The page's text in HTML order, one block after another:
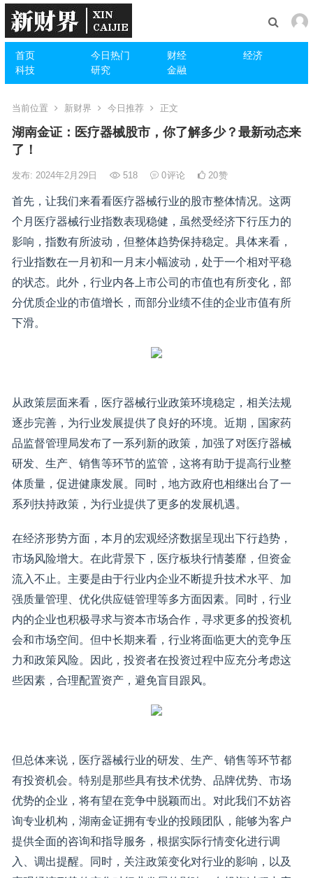
首页 今日热门 财经
经济
科技
研究 金融
当前位置 新财界 今日推荐 正文
湖南金证：医疗器械股市，你了解多少？最新动态来
了！
发布: 2024年2月29日 518 0评论 20赞
首先，让我们来看看医疗器械行业的股市整体情况。这两
个月医疗器械行业指数表现稳健，虽然受经济下行压力的
影响，指数有所波动，但整体趋势保持稳定。具体来看，
行业指数在一月初和一月末小幅波动，处于一个相对平稳
的状态。此外，行业内各上市公司的市值也有所变化，部
分优质企业的市值增长，而部分业绩不佳的企业市值有所
下滑。
从政策层面来看，医疗器械行业政策环境稳定，相关法规
逐步完善，为行业发展提供了良好的环境。近期，国家药
品监督管理局发布了一系列新的政策，加强了对医疗器械
研发、生产、销售等环节的监管，这将有助于提高行业整
体质量，促进健康发展。同时，地方政府也相继出台了一
系列扶持政策，为行业提供了更多的发展机遇。
在经济形势方面，本月的宏观经济数据呈现出下行趋势，
市场风险增大。在此背景下，医疗板块行情萎靡，但资金
流入不止。主要是由于行业内企业不断提升技术水平、加
强质量管理、优化供应链管理等多方面因素。同时，行业
内的企业也积极寻求与资本市场合作，寻求更多的投资机
会和市场空间。但中长期来看，行业将面临更大的竞争压
力和政策风险。因此，投资者在投资过程中应充分考虑这
些因素，合理配置资产，避免盲目跟风。
但总体来说，医疗器械行业的研发、生产、销售等环节都
有投资机会。特别是那些具有技术优势、品牌优势、市场
优势的企业，将有望在竞争中脱颖而出。对此我们不妨咨
询专业机构，湖南金证拥有专业的投顾团队，能够为客户
提供全面的咨询和指导服务，根据实际行情变化进行调
入、调出提醒。同时，关注政策变化对行业的影响，以及